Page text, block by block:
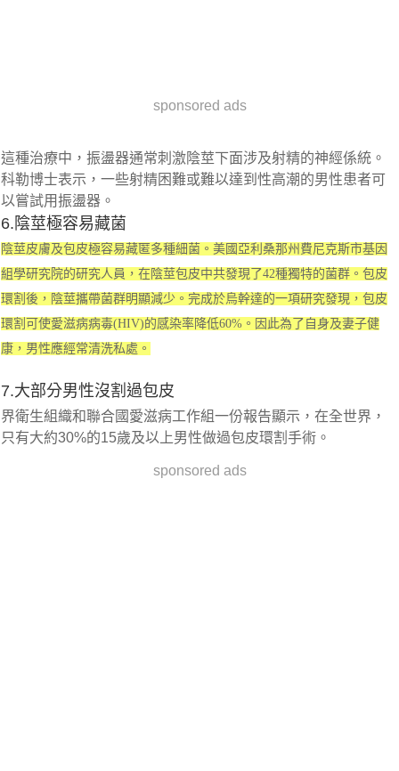
sponsored ads
這種治療中，振盪器通常刺激陰莖下面涉及射精的神經係統。
科勒博士表示，一些射精困難或難以達到性高潮的男性患者可
以嘗試用振盪器。
6.陰莖極容易藏菌
陰莖皮膚及包皮極容易藏匿多種細菌。美國亞利桑那州費尼克斯市基因
組學研究院的研究人員，在陰莖包皮中共發現了42種獨特的菌群。包皮
環割後，陰莖攜帶菌群明顯減少。完成於烏幹達的一項研究發現，包皮
環割可使愛滋病病毒(HIV)的感染率降低60%。因此為了自身及妻子健
康，男性應經常清洗私處。
7.大部分男性沒割過包皮
界衛生組織和聯合國愛滋病工作組一份報告顯示，在全世界，
只有大約30%的15歲及以上男性做過包皮環割手術。
sponsored ads